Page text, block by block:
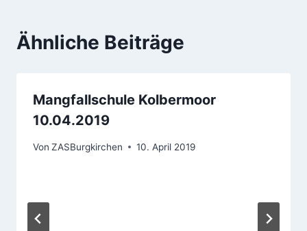
Ähnliche Beiträge
Mangfallschule Kolbermoor
10.04.2019
Von ZASBurgkirchen 10. April 2019